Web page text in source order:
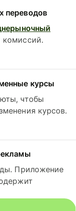
переводов
комиссий.
курсы
чтобы
курсов.
Приложение